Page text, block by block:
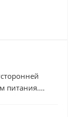
питания.